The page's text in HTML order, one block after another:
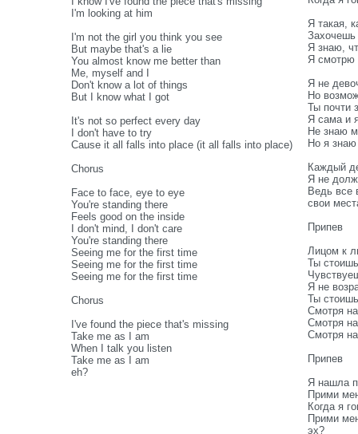
I'm looking at him
I'm not the girl you think you see
But maybe that's a lie
You almost know me better than
Me, myself and I
Don't know a lot of things
But I know what I got
It's not so perfect every day
I don't have to try
Cause it all falls into place (it all falls into place)
Chorus
Face to face, eye to eye
You're standing there
Feels good on the inside
I don't mind, I don't care
You're standing there
Seeing me for the first time
Seeing me for the first time
Seeing me for the first time
Chorus
I've found the piece that's missing
Take me as I am
When I talk you listen
Take me as I am
eh?
Я такая,
Я знаю,
Я смотрю
Я не
Но
Ты почти
Я сама и
Не знаю
Но я
Каждый
Я не
Ведь все
свои
Припев
Лицом к
Ты
Я не
Ты
Смотря
Смотря
Смотря
Припев
Я нашла
Прими
Когда я
Прими
эх?